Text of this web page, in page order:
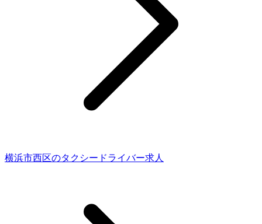
横浜市西区のタクシードライバー求人